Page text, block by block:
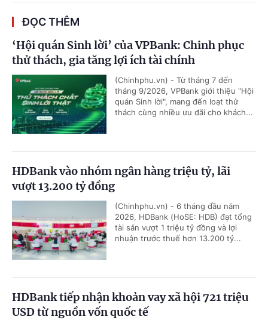
ĐỌC THÊM
‘Hội quán Sinh lời’ của VPBank: Chinh phục
thử thách, gia tăng lợi ích tài chính
(Chinhphu.vn) - Từ tháng 7 đến
tháng 9/2026, VPBank giới thiệu "Hội
quán Sinh lời", mang đến loạt thử
thách cùng nhiều ưu đãi cho khách...
HDBank vào nhóm ngân hàng triệu tỷ, lãi
vượt 13.200 tỷ đồng
(Chinhphu.vn) - 6 tháng đầu năm
2026, HDBank (HoSE: HDB) đạt tổng
tài sản vượt 1 triệu tỷ đồng và lợi
nhuận trước thuế hơn 13.200 tỷ...
HDBank tiếp nhận khoản vay xã hội 721 triệu
USD từ nguồn vốn quốc tế